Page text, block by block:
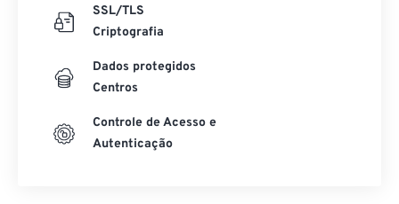
SSL/TLS
Criptografia
Dados protegidos
Centros
Controle de Acesso e
Autenticação